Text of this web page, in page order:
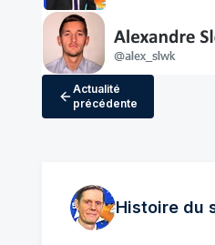
Actualité
précédente
Histoire du